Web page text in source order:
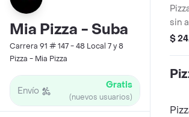
Mia Pizza - Suba
Carrera 91 # 147 - 48 Local 7 y 8
Pizza - Mia Pizza
Envío Gratis
(nuevos usuarios)
sin
$